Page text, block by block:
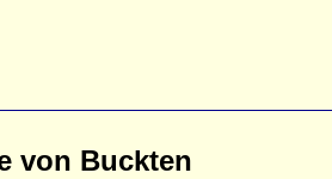
von Buckten